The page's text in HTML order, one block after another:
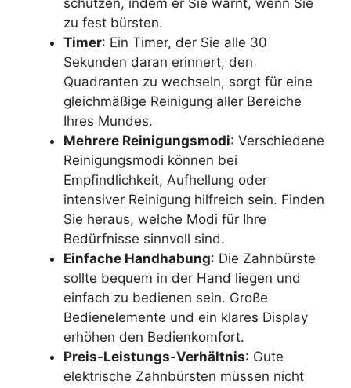
schützen, indem er Sie warnt, wenn Sie
zu fest bürsten.
Timer: Ein Timer, der Sie alle 30
Sekunden daran erinnert, den
Quadranten zu wechseln, sorgt für eine
gleichmäßige Reinigung aller Bereiche
Ihres Mundes.
Mehrere Reinigungsmodi: Verschiedene
Reinigungsmodi können bei
Empfindlichkeit, Aufhellung oder
intensiver Reinigung hilfreich sein. Finden
Sie heraus, welche Modi für Ihre
Bedürfnisse sinnvoll sind.
Einfache Handhabung: Die Zahnbürste
sollte bequem in der Hand liegen und
einfach zu bedienen sein. Große
Bedienelemente und ein klares Display
erhöhen den Bedienkomfort.
Preis-Leistungs-Verhältnis: Gute
elektrische Zahnbürsten müssen nicht